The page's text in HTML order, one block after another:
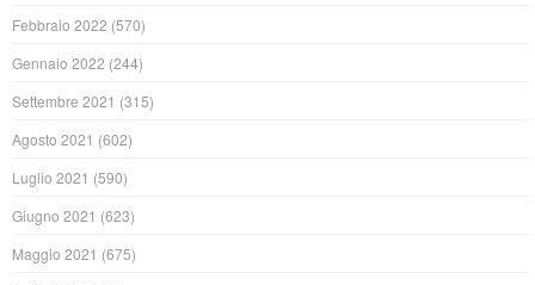
Febbraio 2022 (570)
Gennaio 2022 (244)
Settembre 2021 (315)
Agosto 2021 (602)
Luglio 2021 (590)
Giugno 2021 (623)
Maggio 2021 (675)